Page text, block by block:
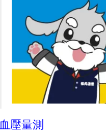
血壓量測